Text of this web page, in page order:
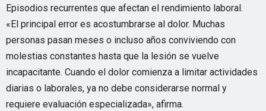
Episodios recurrentes que afectan el rendimiento laboral.
«El principal error es acostumbrarse al dolor. Muchas
personas pasan meses o incluso años conviviendo con
molestias constantes hasta que la lesión se vuelve
incapacitante. Cuando el dolor comienza a limitar actividades
diarias o laborales, ya no debe considerarse normal y
requiere evaluación especializada», afirma.